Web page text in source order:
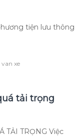
tiện lưu thông
van xe
tải trọng
TẢI TRỌNG Việc